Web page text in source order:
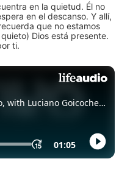
en la quietud. Él no
en el descanso. Y allí,
que no estamos
Dios está presente.
ti.